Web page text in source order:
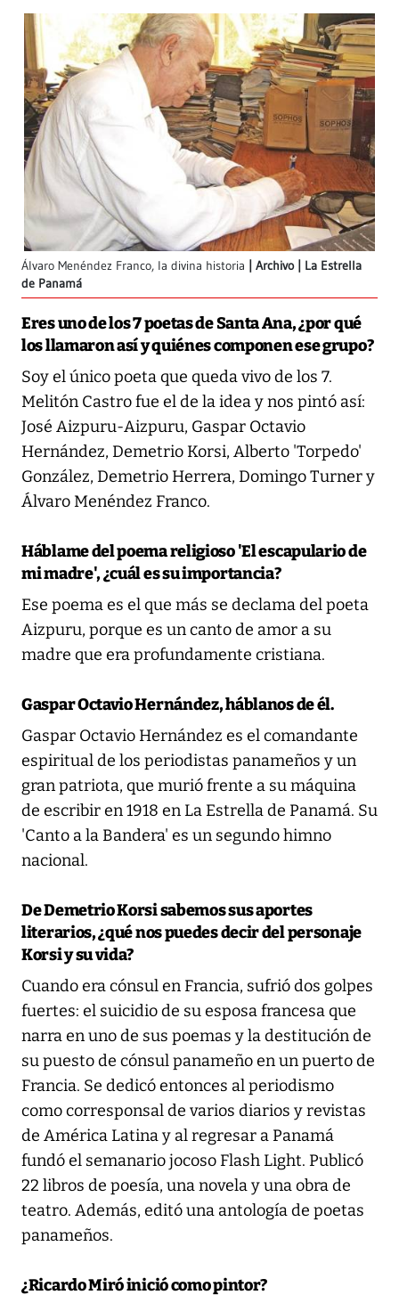
Álvaro Menéndez Franco, la divina historia
Archivo | La Estrella
de Panamá
Eres uno de los 7 poetas de Santa Ana, ¿por qué
los llamaron así y quiénes componen ese grupo?
Soy el único poeta que queda vivo de los 7.
Melitón Castro fue el de la idea y nos pintó así:
José Aizpuru-Aizpuru, Gaspar Octavio
Hernández, Demetrio Korsi, Alberto 'Torpedo'
González, Demetrio Herrera, Domingo Turner y
Álvaro Menéndez Franco.
Háblame del poema religioso 'El escapulario de
mi madre', ¿cuál es su importancia?
Ese poema es el que más se declama del poeta
Aizpuru, porque es un canto de amor a su
madre que era profundamente cristiana.
Gaspar Octavio Hernández, háblanos de él.
Gaspar Octavio Hernández es el comandante
espiritual de los periodistas panameños y un
gran patriota, que murió frente a su máquina
de escribir en 1918 en La Estrella de Panamá. Su
'Canto a la Bandera' es un segundo himno
nacional.
De Demetrio Korsi sabemos sus aportes
literarios, ¿qué nos puedes decir del personaje
Korsi y su vida?
Cuando era cónsul en Francia, sufrió dos golpes
fuertes: el suicidio de su esposa francesa que
narra en uno de sus poemas y la destitución de
su puesto de cónsul panameño en un puerto de
Francia. Se dedicó entonces al periodismo
como corresponsal de varios diarios y revistas
de América Latina y al regresar a Panamá
fundó el semanario jocoso Flash Light. Publicó
22 libros de poesía, una novela y una obra de
teatro. Además, editó una antología de poetas
panameños.
¿Ricardo Miró inició como pintor?